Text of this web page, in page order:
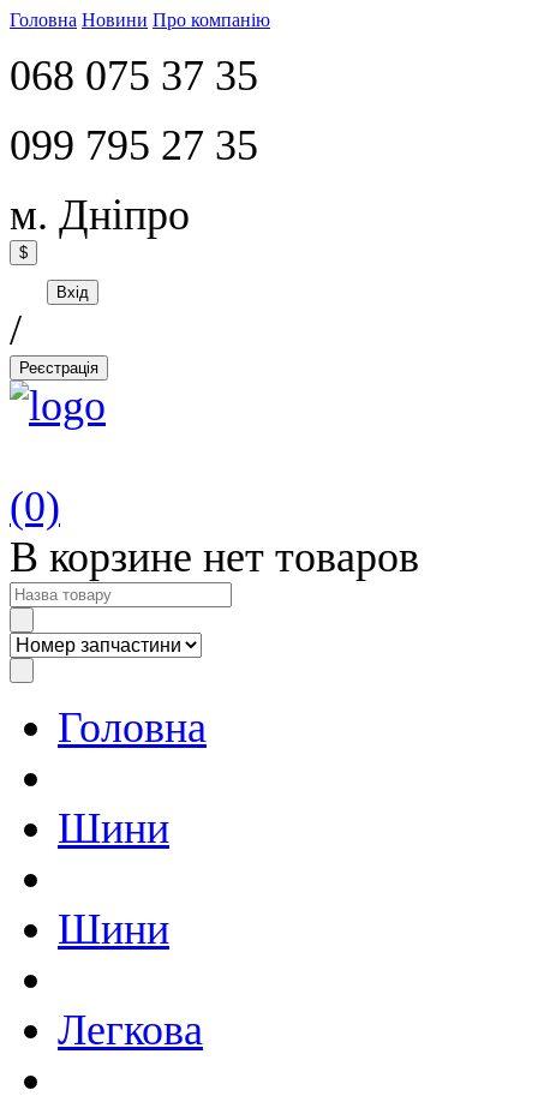
Головна Новини Про компанію
068 075 37 35
099 795 27 35
м. Дніпро
$
Вхід
/
Реєстрація
(0)
В корзине нет товаров
Головна
Шини
Шини
Легкова